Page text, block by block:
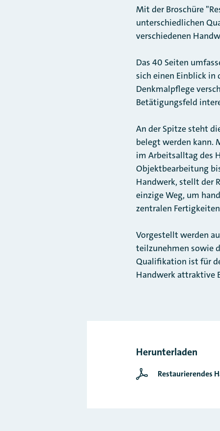
Mit der Broschüre
unterschiedlichen
verschiedenen
Das 40 Seiten
sich einen Einblick in
Denkmalpflege
Betätigungsfeld
An der Spitze steht
belegt werden kann.
im Arbeitsalltag des
Objektbearbeitung
Handwerk, stellt der
einzige Weg, um
zentralen
Vorgestellt werden
teilzunehmen sowie
Qualifikation ist für
Handwerk attraktive
Herunterladen
Restaurierendes